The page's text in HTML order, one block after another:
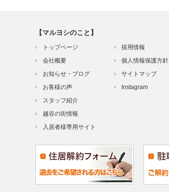
【マルヨシのこと】
トップページ
会社概要
お知らせ・ブログ
お客様の声
スタッフ紹介
越谷の街情報
入居者様専用サイト
採用情報
個人情報保護方針
サイトマップ
Instagram